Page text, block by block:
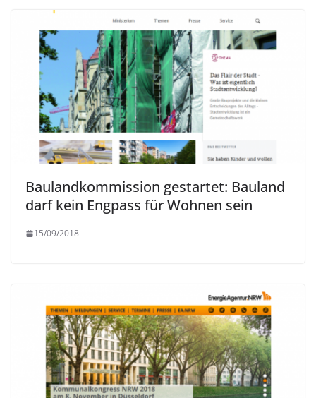
Baulandkommission gestartet: Bauland
darf kein Engpass für Wohnen sein
15/09/2018